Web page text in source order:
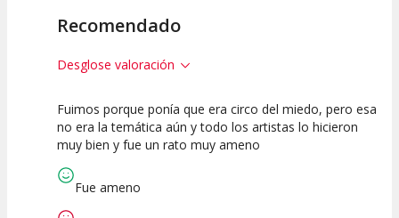
Recomendado
Desglose valoración
10
Calidad del
10
Puesta en
10
Interpretación
Fuimos porque ponía que era circo del miedo, pero esa
no era la temática aún y todo los artistas lo hicieron
muy bien y fue un rato muy ameno
Fue ameno